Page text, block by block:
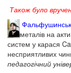
Також було
металів на
систем у карася
несприятливих
педагогічний